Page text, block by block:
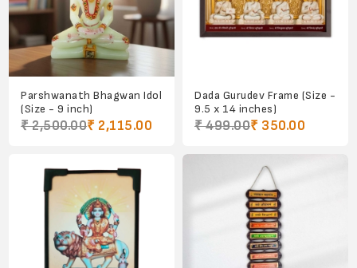
Parshwanath Bhagwan Idol
(Size - 9 inch)
₹ 2,500.00₹ 2,115.00
Dada Gurudev Frame (Size -
9.5 x 14 inches)
₹ 499.00₹ 350.00